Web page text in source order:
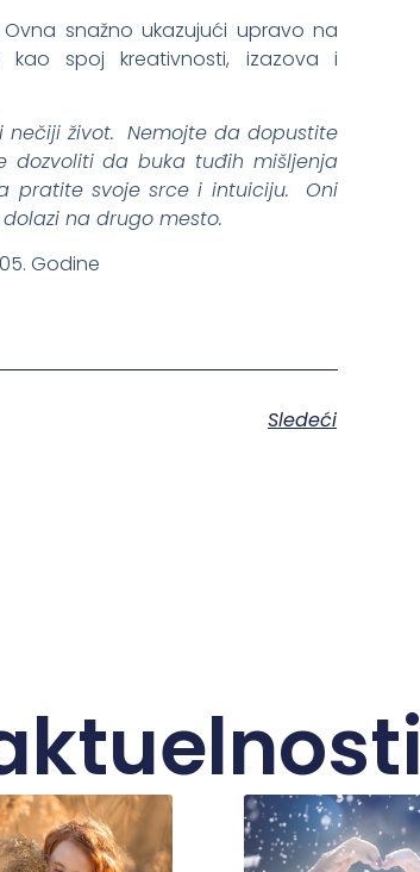
snažno ukazujući upravo na
kao spoj kreativnosti, izazova i
nečiji život. Nemojte da dopustite
da buka tuđih mišljenja
pratite svoje srce i intuiciju. Oni
na drugo mesto.
Godine
Sledeći